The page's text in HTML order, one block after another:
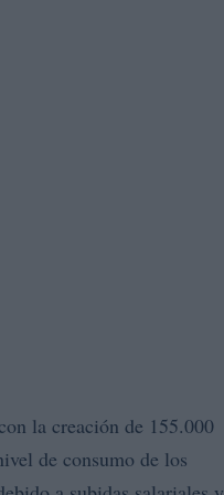
la creación de 155.000
de consumo de los